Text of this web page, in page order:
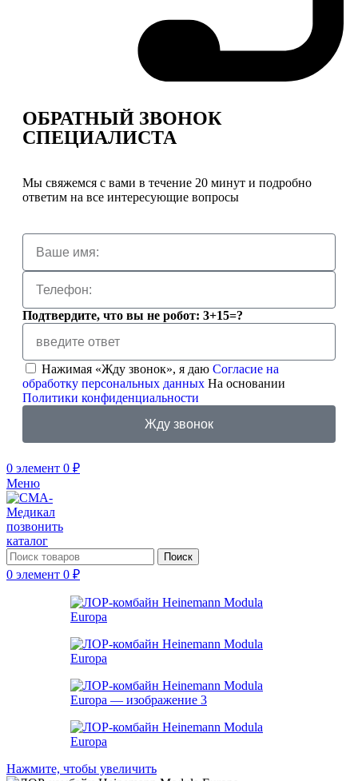
ОБРАТНЫЙ ЗВОНОК
СПЕЦИАЛИСТА
Мы свяжемся с вами в течение 20 минут и подробно
ответим на все интересующие вопросы
Подтвердите, что вы не робот: 3+15=?
Нажимая «Жду звонок», я даю Согласие на
обработку персональных данных На основании
Политики конфиденциальности
Жду звонок
0 элемент 0 ₽
Меню
позвонить
каталог
Поиск
0 элемент 0 ₽
Нажмите, чтобы увеличить